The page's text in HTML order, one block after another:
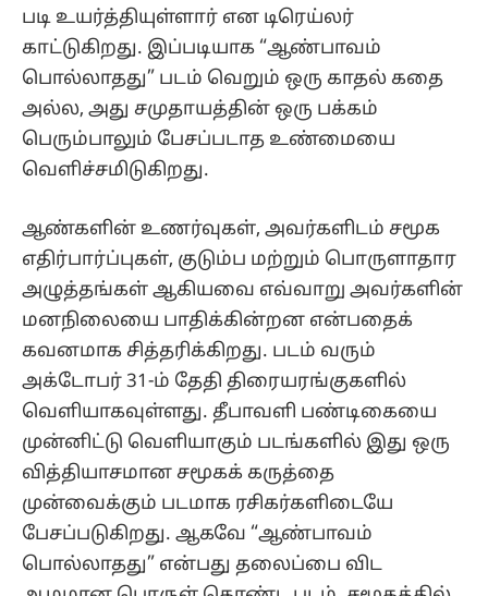
படி உயர்த்தியுள்ளார் என டிரெய்லர்
காட்டுகிறது. இப்படியாக “ஆண்பாவம்
பொல்லாதது” படம் வெறும் ஒரு காதல் கதை
அல்ல, அது சமுதாயத்தின் ஒரு பக்கம்
பெரும்பாலும் பேசப்படாத உண்மையை
வெளிச்சமிடுகிறது.
ஆண்களின் உணர்வுகள், அவர்களிடம் சமூக
எதிர்பார்ப்புகள், குடும்ப மற்றும் பொருளாதார
அழுத்தங்கள் ஆகியவை எவ்வாறு அவர்களின்
மனநிலையை பாதிக்கின்றன என்பதைக்
கவனமாக சித்தரிக்கிறது. படம் வரும்
அக்டோபர் 31-ம் தேதி திரையரங்குகளில்
வெளியாகவுள்ளது. தீபாவளி பண்டிகையை
முன்னிட்டு வெளியாகும் படங்களில் இது ஒரு
வித்தியாசமான சமூகக் கருத்தை
முன்வைக்கும் படமாக ரசிகர்களிடையே
பேசப்படுகிறது. ஆகவே “ஆண்பாவம்
பொல்லாதது” என்பது தலைப்பை விட